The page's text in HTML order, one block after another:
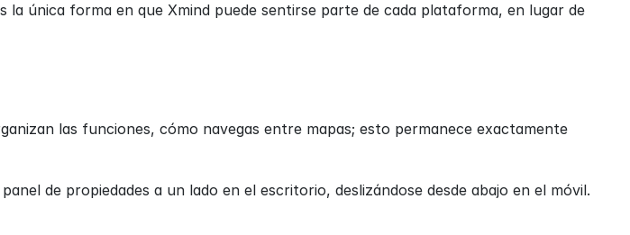
la única forma en que Xmind puede sentirse parte de cada plataforma, en lugar de
las funciones, cómo navegas entre mapas; esto permanece exactamente
de propiedades a un lado en el escritorio, deslizándose desde abajo en el móvil.